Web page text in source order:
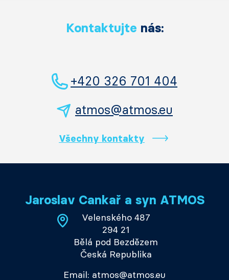
Kontaktujte nás:
+420 326 701 404
atmos@atmos.eu
Všechny kontakty
Jaroslav Cankař a syn ATMOS
Velenského 487
294 21
Bělá pod Bezdězem
Česká Republika
Email: atmos@atmos.eu